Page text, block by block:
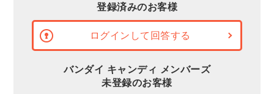
登録済みのお客様
ログインして回答する
バンダイ キャンディ メンバーズ
未登録のお客様